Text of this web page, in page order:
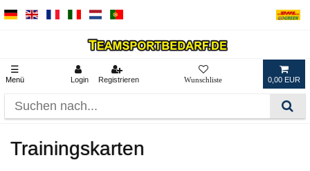
☰
Menü Login Registrieren 0,00 EUR
Trainingskarten